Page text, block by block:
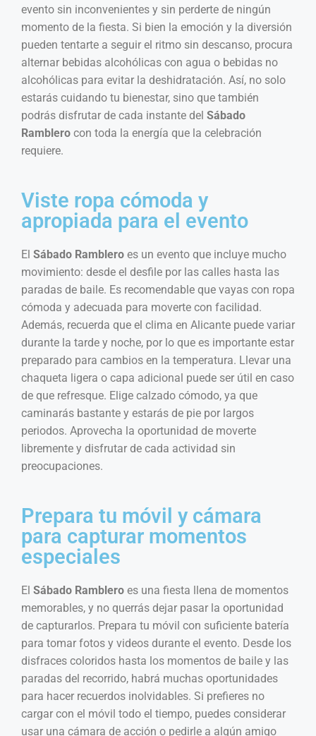
evento sin inconvenientes y sin perderte de ningún
momento de la fiesta. Si bien la emoción y la diversión
pueden tentarte a seguir el ritmo sin descanso, procura
alternar bebidas alcohólicas con agua o bebidas no
alcohólicas para evitar la deshidratación. Así, no solo
estarás cuidando tu bienestar, sino que también
podrás disfrutar de cada instante del Sábado
Ramblero con toda la energía que la celebración
requiere.
Viste ropa cómoda y
apropiada para el evento
El Sábado Ramblero es un evento que incluye mucho
movimiento: desde el desfile por las calles hasta las
paradas de baile. Es recomendable que vayas con ropa
cómoda y adecuada para moverte con facilidad.
Además, recuerda que el clima en Alicante puede variar
durante la tarde y noche, por lo que es importante estar
preparado para cambios en la temperatura. Llevar una
chaqueta ligera o capa adicional puede ser útil en caso
de que refresque. Elige calzado cómodo, ya que
caminarás bastante y estarás de pie por largos
periodos. Aprovecha la oportunidad de moverte
libremente y disfrutar de cada actividad sin
preocupaciones.
Prepara tu móvil y cámara
para capturar momentos
especiales
El Sábado Ramblero es una fiesta llena de momentos
memorables, y no querrás dejar pasar la oportunidad
de capturarlos. Prepara tu móvil con suficiente batería
para tomar fotos y videos durante el evento. Desde los
disfraces coloridos hasta los momentos de baile y las
paradas del recorrido, habrá muchas oportunidades
para hacer recuerdos inolvidables. Si prefieres no
cargar con el móvil todo el tiempo, puedes considerar
usar una cámara de acción o pedirle a algún amigo